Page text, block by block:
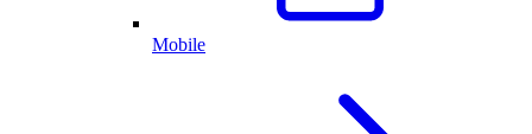
Mobile